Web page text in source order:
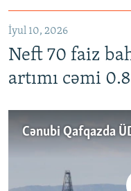
İyul 10, 2026
Neft 70 faiz
artımı cəmi
No media